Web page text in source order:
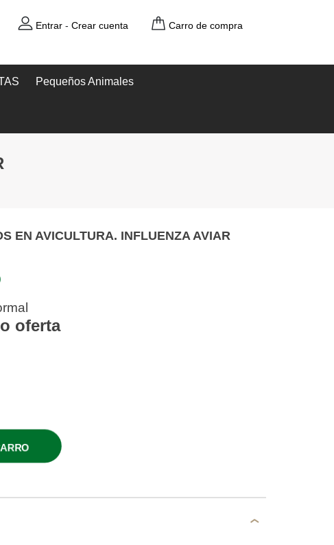
Entrar- Crear cuenta Carro de compra
Pequeños Animales
EN AVICULTURA. INFLUENZA AVIAR
oferta